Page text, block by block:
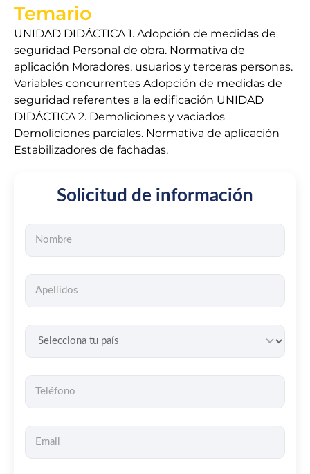
Temario
UNIDAD DIDÁCTICA 1. Adopción de medidas de
seguridad Personal de obra. Normativa de
aplicación Moradores, usuarios y terceras personas.
Variables concurrentes Adopción de medidas de
seguridad referentes a la edificación UNIDAD
DIDÁCTICA 2. Demoliciones y vaciados
Demoliciones parciales. Normativa de aplicación
Estabilizadores de fachadas.
Solicitud de información